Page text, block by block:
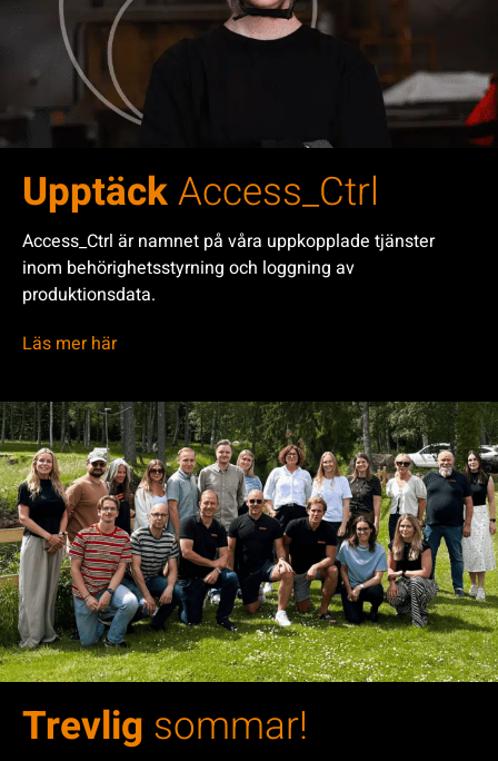
UpptäckAccess_Ctrl
Access_Ctrl är namnet på våra uppkopplade tjänster
inom behörighetsstyrning och loggning av
produktionsdata.
Läs mer här
Trevlig sommar!